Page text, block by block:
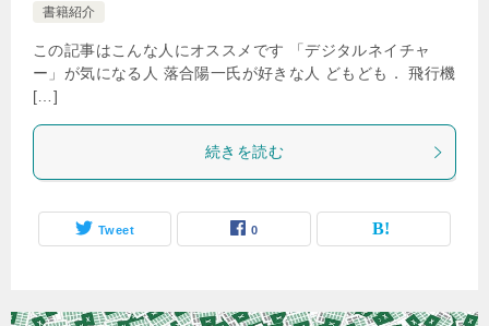
書籍紹介
この記事はこんな人にオススメです 「デジタルネイチャ
ー」が気になる人 落合陽一氏が好きな人 どもども． 飛行機
[…]
続きを読む
Tweet 0